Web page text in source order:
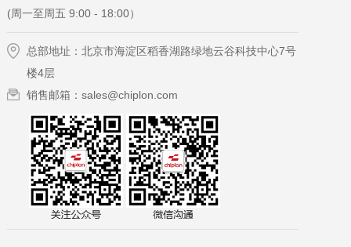
(周一至周五 9:00 - 18:00）
总部地址：北京市海淀区稻香湖路绿地云谷科技中心7号
楼4层
销售邮箱：sales@chiplon.com